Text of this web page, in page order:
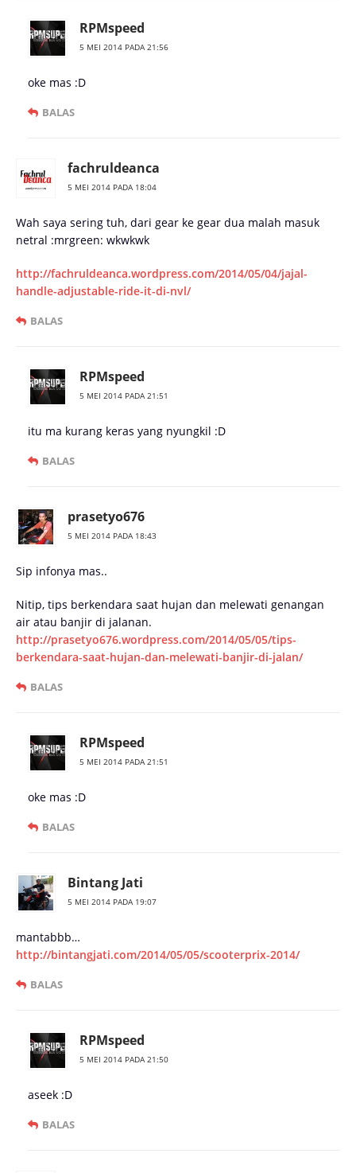
RPMspeed
5 MEI 2014 PADA 21:56
oke mas :D
BALAS
fachruldeanca
5 MEI 2014 PADA 18:04
Wah saya sering tuh, dari gear ke gear dua malah masuk
netral :mrgreen: wkwkwk
http://fachruldeanca.wordpress.com/2014/05/04/jajal-
handle-adjustable-ride-it-di-nvl/
BALAS
RPMspeed
5 MEI 2014 PADA 21:51
itu ma kurang keras yang nyungkil :D
BALAS
prasetyo676
5 MEI 2014 PADA 18:43
Sip infonya mas..
Nitip, tips berkendara saat hujan dan melewati genangan
air atau banjir di jalanan.
http://prasetyo676.wordpress.com/2014/05/05/tips-
berkendara-saat-hujan-dan-melewati-banjir-di-jalan/
BALAS
RPMspeed
5 MEI 2014 PADA 21:51
oke mas :D
BALAS
Bintang Jati
5 MEI 2014 PADA 19:07
mantabbb…
http://bintangjati.com/2014/05/05/scooterprix-2014/
BALAS
RPMspeed
5 MEI 2014 PADA 21:50
aseek :D
BALAS